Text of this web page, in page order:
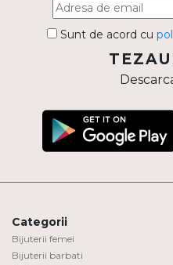
Sunt de acord cu
Categorii
Bijuterii femei
Bijuterii barbati